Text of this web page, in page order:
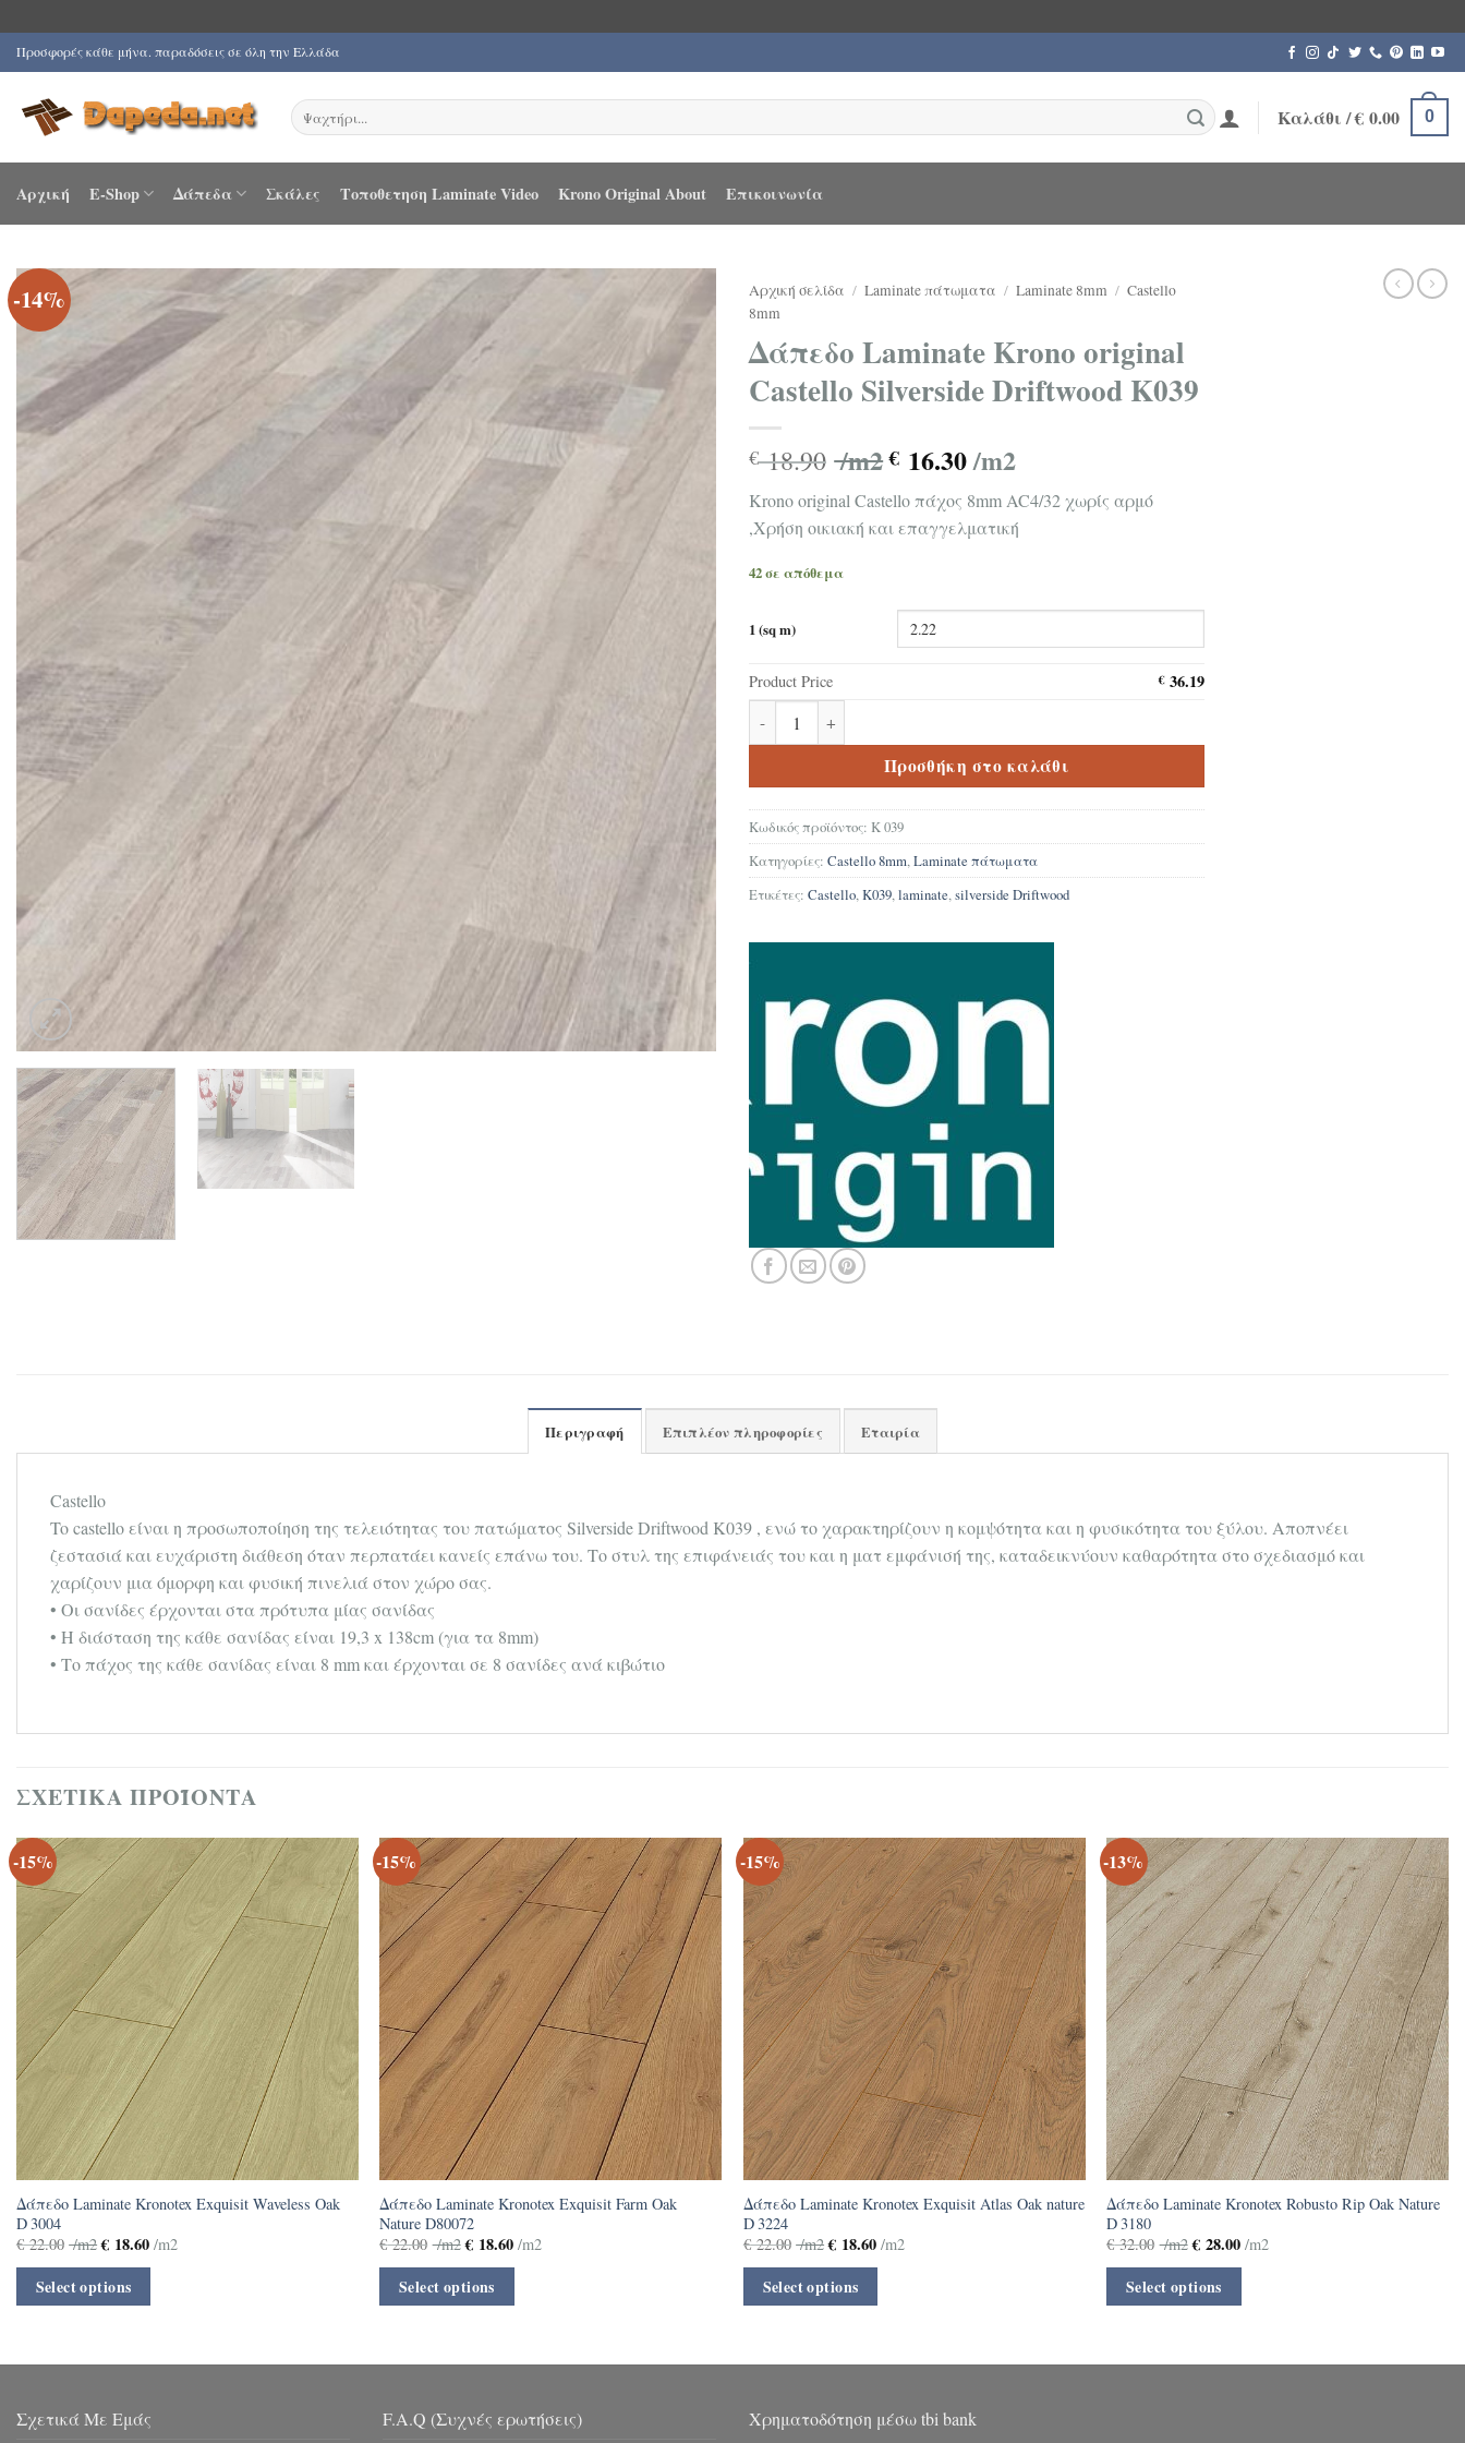
Μετάβαση
στο
περιεχόμενο
Προσφορές κάθε μήνα. παραδόσεις σε όλη την Ελλάδα
Αναζήτηση
για:
Καλάθι /€0.00 0
Αρχική E-Shop Δάπεδα Σκάλες Τοποθετηση Laminate Video Krono Original About Επικοινωνία
-14% Αρχική σελίδα / Laminate πάτωματα / Laminate 8mm / Castello
8mm
Δάπεδο Laminate Krono original
Castello Silverside Driftwood K039
€18.90 /m2 € 16.30/m2
Krono original Castello πάχος 8mm AC4/32 χωρίς αρμό
,Χρήση οικιακή και επαγγελματική
42 σε απόθεμα
1 (sq m)
Product Price €36.19
Δάπεδο Laminate Krono original Castello Silverside Driftwood K039 ποσότητα
Προσθήκη στο καλάθι
Κωδικός προϊόντος: K 039
Κατηγορίες: Castello 8mm,Laminate πάτωματα
Ετικέτες: Castello,K039,laminate,silverside Driftwood
Περιγραφή Επιπλέον πληροφορίες Εταιρία
Castello
To castello είναι η προσωποποίηση της τελειότητας του πατώματος Silverside Driftwood K039 , ενώ το χαρακτηρίζουν η κομψότητα και η φυσικότητα του ξύλου. Αποπνέει
ζεστασιά και ευχάριστη διάθεση όταν περπατάει κανείς επάνω του. Το στυλ της επιφάνειάς του και η ματ εμφάνισή της, καταδεικνύουν καθαρότητα στο σχεδιασμό και
χαρίζουν μια όμορφη και φυσική πινελιά στον χώρο σας.
• Οι σανίδες έρχονται στα πρότυπα μίας σανίδας
• Η διάσταση της κάθε σανίδας είναι 19,3 x 138cm (για τα 8mm)
• Το πάχος της κάθε σανίδας είναι 8 mm και έρχονται σε 8 σανίδες ανά κιβώτιο
ΣΧΕΤΙΚΆ ΠΡΟΪΌΝΤΑ
-15%
Δάπεδο Laminate Kronotex Exquisit Waveless Oak
D 3004
€22.00 /m2 € 18.60 /m2
Select options
-15%
Δάπεδο Laminate Kronotex Exquisit Farm Oak
Nature D80072
€22.00 /m2 €18.60/m2
Select options
-15%
Δάπεδο Laminate Kronotex Exquisit Atlas Oak nature
D 3224
€22.00 /m2 € 18.60 /m2
Select options
-13%
Δάπεδο Laminate Kronotex Robusto Rip Oak Nature
D 3180
€32.00 /m2 €28.00/m2
Select options
Σχετικά Με Εμάς F.A.Q (Συχνές ερωτήσεις) Χρηματοδότηση μέσω tbi bank